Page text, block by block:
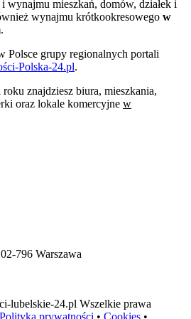
wynajmu mieszkań, domów, działek i
wynajmu krótkookresowego w
.
Polsce grupy regionalnych portali
Polska-24.pl.
znajdziesz biura, mieszkania,
oraz lokale komercyjne w
796 Warszawa
lubelskie-24.pl Wszelkie prawa
Polityka prywatności • Cookies •